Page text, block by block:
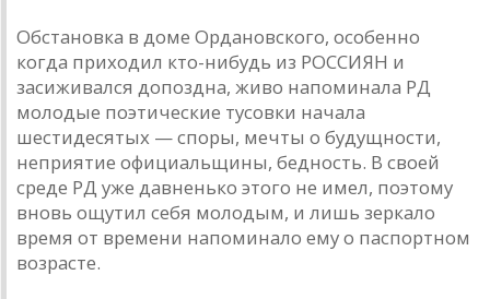
Обстановка в доме Ордановского, особенно
когда приходил кто-нибудь из РОССИЯН и
засиживался допоздна, живо напоминала РД
молодые поэтические тусовки начала
шестидесятых — споры, мечты о будущности,
неприятие официальщины, бедность. В своей
среде РД уже давненько этого не имел, поэтому
вновь ощутил себя молодым, и лишь зеркало
время от времени напоминало ему о паспортном
возрасте.